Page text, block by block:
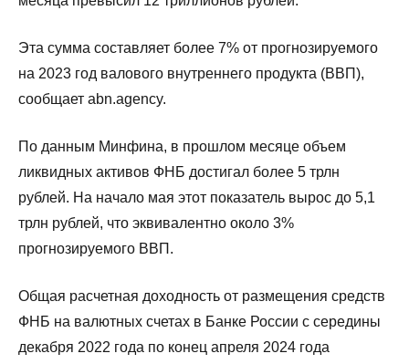
Эта сумма составляет более 7% от прогнозируемого
на 2023 год валового внутреннего продукта (ВВП),
сообщает abn.agency.
По данным Минфина, в прошлом месяце объем
ликвидных активов ФНБ достигал более 5 трлн
рублей. На начало мая этот показатель вырос до 5,1
трлн рублей, что эквивалентно около 3%
прогнозируемого ВВП.
Общая расчетная доходность от размещения средств
ФНБ на валютных счетах в Банке России с середины
декабря 2022 года по конец апреля 2024 года